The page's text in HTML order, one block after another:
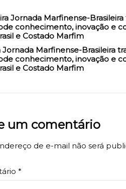
Jornada Marfinense-Brasileira
conhecimento, inovação e
e Costado Marfim
um comentário
de e-mail não será
*